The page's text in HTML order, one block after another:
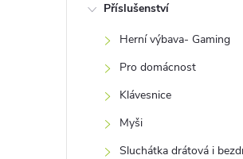
Příslušenství
Herní výbava- Gaming
Pro domácnost
Klávesnice
Myši
Sluchátka drátová i